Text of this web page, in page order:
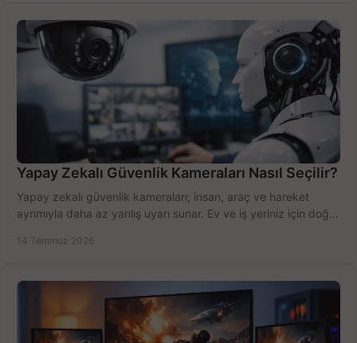
Yapay Zekalı Güvenlik Kameraları Nasıl Seçilir?
Yapay zekalı güvenlik kameraları; insan, araç ve hareket
ayrımıyla daha az yanlış uyarı sunar. Ev ve iş yeriniz için doğru
14 Temmuz 2026